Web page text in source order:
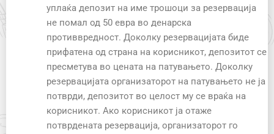
уплаќа депозит на име трошоци за резервација
не помал од 50 евра во денарска
противвредност. Доколку резервацијата биде
прифатена од страна на корисникот, депозитот се
пресметува во цената на патувањето. Доколку
резервацијата организаторот на патувањето не ја
потврди, депозитот во целост му се враќа на
корисникот. Ако корисникот ја отаже
потврдената резервација, организаторот го